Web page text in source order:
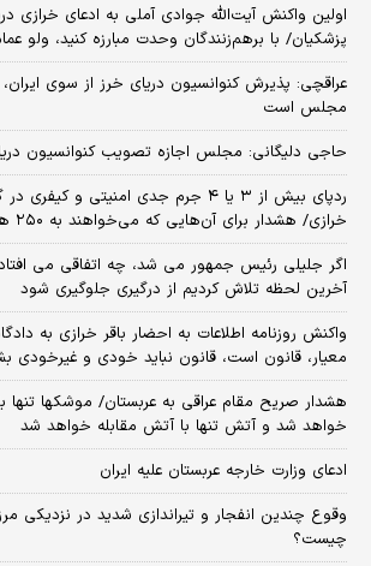
اولین واکنش آیت‌الله جوادی آملی به ادعای خرازی
پزشکیان/ با برهم‌زنندگان وحدت مبارزه کنید، ولو
عراقچی: پذیرش کنوانسیون دریای خرز از سوی
مجلس است
حاجی دلیگانی: مجلس اجازه تصویب کنوانسیون
ردپای بیش از ۳ یا ۴ جرم جدی امنیتی و
خرازی/ هشدار برای آن‌هایی که می‌خواهند به ۲۵۰ هزار نفر بپیوندند
اگر جلیلی رئیس جمهور می شد، چه اتفاقی می
آخرین لحظه تلاش کردیم از درگیری جلوگیری شود
واکنش روزنامه اطلاعات به احضار باقر خرازی به
معیار، قانون است، قانون نباید خودی و غیرخودی
هشدار صریح مقام عراقی به عربستان/ موشکها
خواهد شد و آتش تنها با آتش مقابله خواهد شد
ادعای وزارت خارجه عربستان علیه ایران
وقوع چندین انفجار و تیراندازی شدید در نزدیکی
چیست؟